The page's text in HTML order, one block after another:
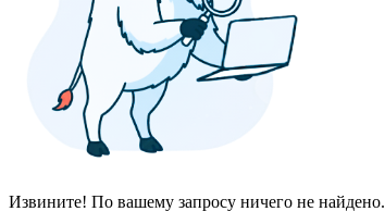
Извините! По вашему запросу ничего не найдено.